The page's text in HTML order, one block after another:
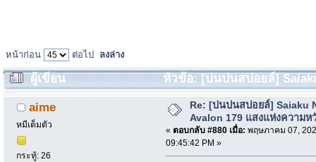
หน้าก่อน ต่อไป ลงล่าง
ผู้เขียน
หัวข้อ: [บ่นปนสปอยล์]
ดองต่อไป (อ่าน 101704 ครั้ง)
aime
หมีเต็มตัว
กระทู้: 26
Re: [บ่นปนสปอยล์] Saiaku
Avalon 179 แสงแห่งความห
« ตอบกลับ #880 เมื่อ: พฤษภาคม 07,
09:45:42 PM »